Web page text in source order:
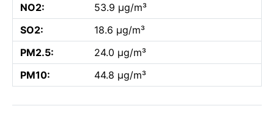
NO2:
53.9 µg/m³
SO2:
18.6 µg/m³
PM2.5:
24.0 µg/m³
PM10:
44.8 µg/m³